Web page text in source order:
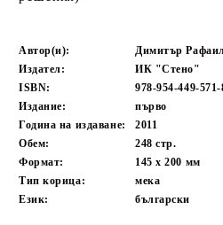
Автор(и):
Димитър
Издател:
ИК "Стено"
ISBN:
978-954-449-571-
Издание:
първо
Година на издаване:
2011
Обем:
248стр.
Формат:
145 x 200 мм
Тип корица:
мека
Език:
български